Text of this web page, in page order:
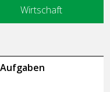
Wirtschaft